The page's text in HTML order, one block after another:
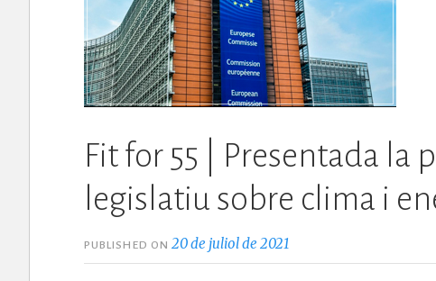
Fit for 55 | Presentada la
legislatiu sobre clima i
PUBLISHED ON20 de juliol de 2021